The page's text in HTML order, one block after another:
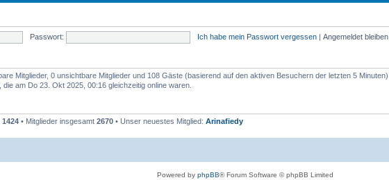
Passwort: Ich habe mein Passwort vergessen | Angemeldet bleiben
Mitglieder, 0 unsichtbare Mitglieder und 108 Gäste (basierend auf den aktiven Besuchern der letzten 5 Minuten)
die am Do 23. Okt 2025, 00:16 gleichzeitig online waren.
1424 • Mitglieder insgesamt 2670 • Unser neuestes Mitglied: Arinafiedy
Powered by phpBB® Forum Software © phpBB Limited